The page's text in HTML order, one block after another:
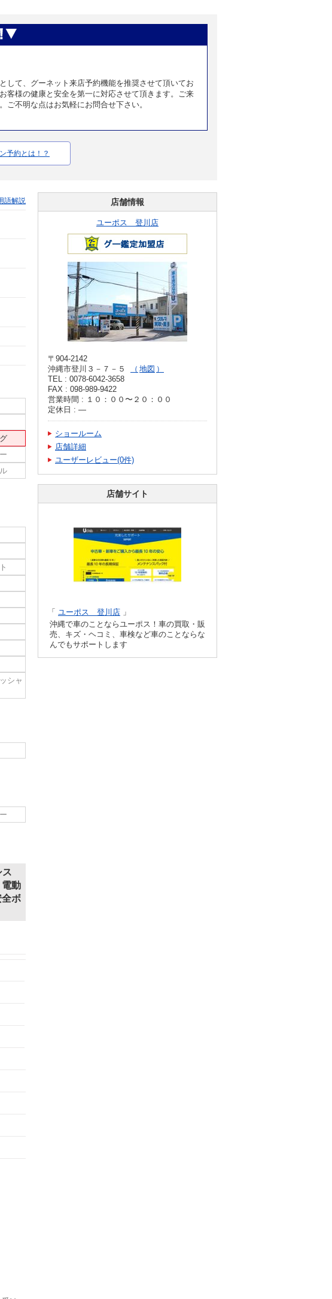
して、グーネット来店予約機能を推奨させて頂いてお
客様の健康と安全を第一に対応させて頂きます。ご来
ご不明な点はお気軽にお問合せ下さい。
予約とは！？
語解説
シャ
動
ボ
店舗情報
ユーポス 登川店
〒904-2142
沖縄市登川３－７－５
地図
TEL : 0078-6042-3658
FAX : 098-989-9422
営業時間 : １０：００〜２０：００
定休日 : ―
ショールーム
店舗詳細
ユーザーレビュー(0件)
店舗サイト
「 ユーポス 登川店 」
沖縄で車のことならユーポス！車の買取・販
売、キズ・ヘコミ、車検など車のことならな
んでもサポートします